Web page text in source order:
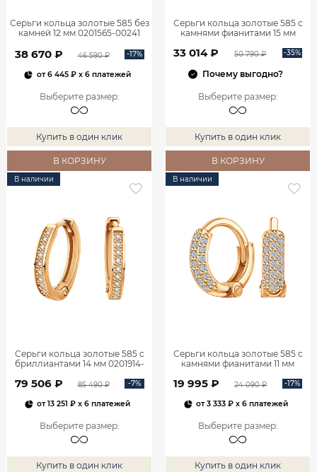
Серьги кольца золотые 585 без
камней 12 мм 0201565-00241
38 670 ₽ 46 590 ₽ -17%
от6 445 ₽x 6 платежей
Выберите размер:
Купить в один клик
В КОРЗИНУ
Серьги кольца золотые 585 с
камнями фианитами 15 мм
33 014 ₽ 50 790 ₽ -35%
Почему выгодно?
Выберите размер:
Купить в один клик
В КОРЗИНУ
В наличии
Серьги кольца золотые 585 с
бриллиантами 14 мм 0201914-
79 506 ₽ 85 490 ₽ -7%
от13 251 ₽ x 6 платежей
Выберите размер:
Купить в один клик
В наличии
Серьги кольца золотые 585 с
камнями фианитами 11 мм
19 995 ₽ 24 090 ₽ -17%
от3 333 ₽ x 6 платежей
Выберите размер:
Купить в один клик